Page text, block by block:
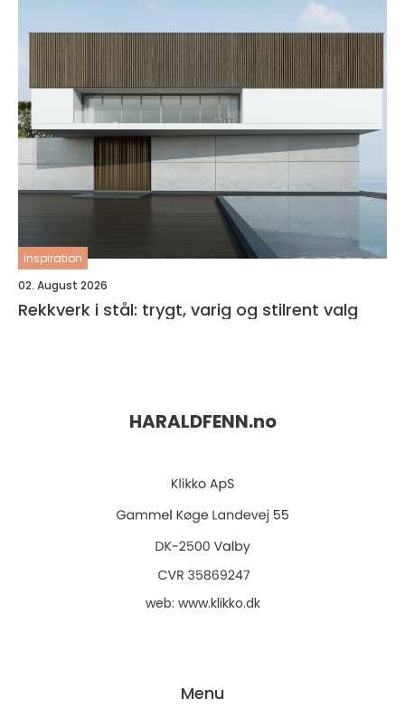
inspiration
02. August 2026
Rekkverk i stål: trygt, varig og stilrent valg
HARALDFENN.no
web: www.klikko.dk
Menu